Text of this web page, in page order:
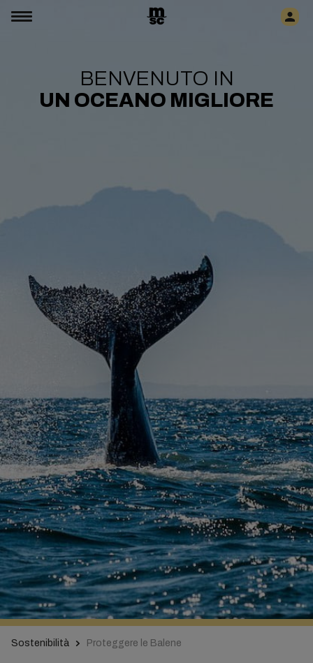
BENVENUTO IN
UN OCEANO MIGLIORE
Sostenibilità Proteggere le Balene